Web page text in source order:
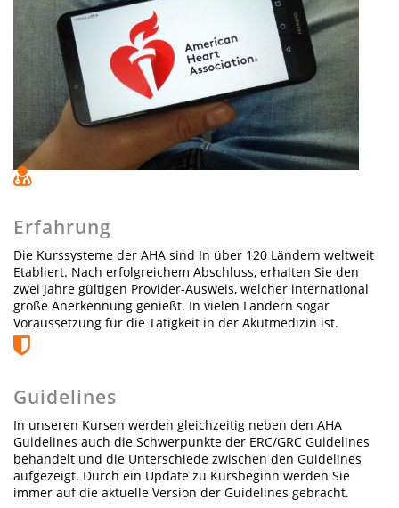
Erfahrung
Die Kurssysteme der AHA sind In über 120 Ländern weltweit
Etabliert. Nach erfolgreichem Abschluss, erhalten Sie den
zwei Jahre gültigen Provider-Ausweis, welcher international
große Anerkennung genießt. In vielen Ländern sogar
Voraussetzung für die Tätigkeit in der Akutmedizin ist.
Guidelines
In unseren Kursen werden gleichzeitig neben den AHA
Guidelines auch die Schwerpunkte der ERC/GRC Guidelines
behandelt und die Unterschiede zwischen den Guidelines
aufgezeigt. Durch ein Update zu Kursbeginn werden Sie
immer auf die aktuelle Version der Guidelines gebracht.